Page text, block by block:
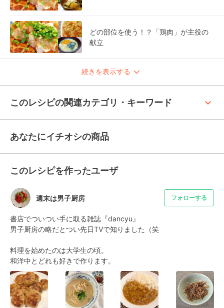
どの部位を使う！？「鶏肉」が主役の
献立
続きを表示する
このレシピの関連カテゴリ・キーワード keyboard_arrow_up
あなたにイチオシの商品
このレシピを作ったユーザ
週末は男子厨房 フォローする
書店でついつい手に取る雑誌『dancyu』
男子厨房の略だとつい先日TVで知りました（笑
料理を始めたのは大学生の頃。
和洋中とどれも好きで作ります。